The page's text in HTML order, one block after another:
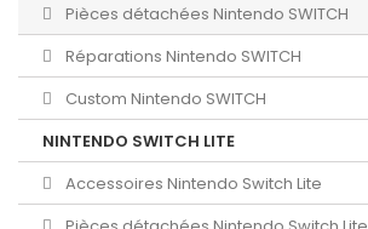
Pièces détachées Nintendo SWITCH
Réparations Nintendo SWITCH
Custom Nintendo SWITCH
NINTENDO SWITCH LITE
Accessoires Nintendo Switch Lite